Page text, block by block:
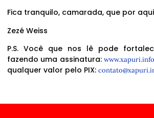
Fica tranquilo, camarada, que por
Zezé Weiss
P.S. Você que nos lê pode
fazendo uma assinatura:
qualquer valor pelo PIX: